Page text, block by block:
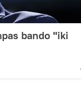
bando "iki